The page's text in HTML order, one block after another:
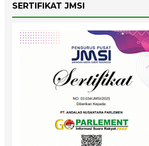
SERTIFIKAT JMSI